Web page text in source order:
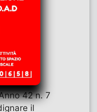
42 n. 7
il